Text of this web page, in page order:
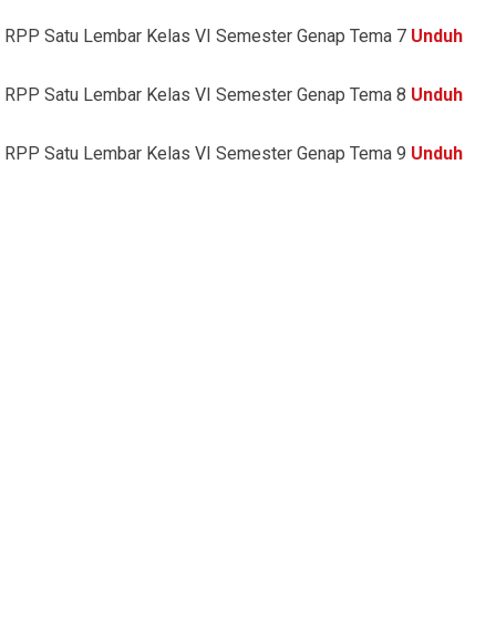
RPP Satu Lembar Kelas VI Semester Genap Tema 7 Unduh
RPP Satu Lembar Kelas VI Semester Genap Tema 8 Unduh
RPP Satu Lembar Kelas VI Semester Genap Tema 9 Unduh